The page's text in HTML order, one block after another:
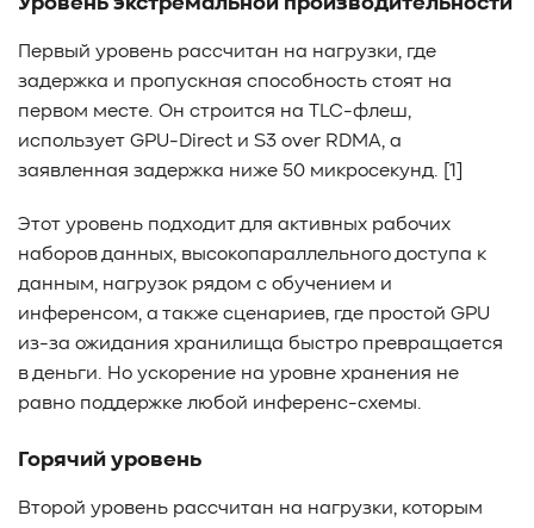
Первый уровень рассчитан на нагрузки, где
задержка и пропускная способность стоят на
первом месте. Он строится на TLC-флеш,
использует GPU-Direct и S3 over RDMA, а
заявленная задержка ниже 50 микросекунд. [1]
Этот уровень подходит для активных рабочих
наборов данных, высокопараллельного доступа к
данным, нагрузок рядом с обучением и
инференсом, а также сценариев, где простой GPU
из-за ожидания хранилища быстро превращается
в деньги. Но ускорение на уровне хранения не
равно поддержке любой инференс-схемы.
Горячий уровень
Второй уровень рассчитан на нагрузки, которым